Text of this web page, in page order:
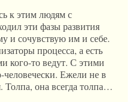
к этим людям с
эти фазы развития
и сочувствую им и себе.
процесса, а есть
кого-то ведут. С этими
Ежели не в
она всегда толпа…